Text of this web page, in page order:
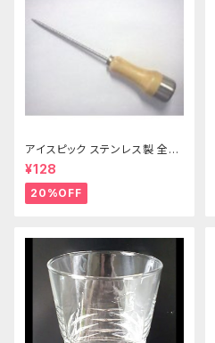
アイスピック ステンレス製 全長
215ｍｍ
¥128
20%OFF